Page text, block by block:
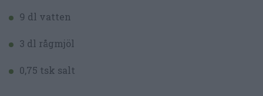
9 dl vatten
3 dl rågmjöl
0,75 tsk salt